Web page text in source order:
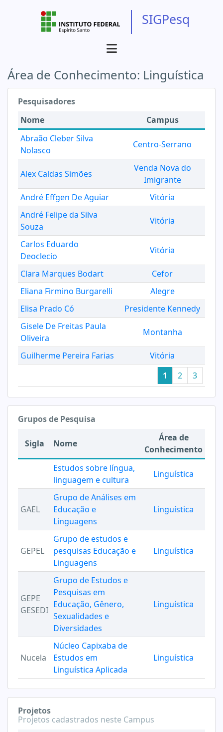
SIGPesq
Área de Conhecimento: Linguística
Pesquisadores
Nome
Campus
Abraão Cleber Silva
Nolasco
Centro-Serrano
Alex Caldas Simões
Venda Nova do
Imigrante
André Effgen De Aguiar
Vitória
André Felipe da Silva
Souza
Vitória
Carlos Eduardo
Deoclecio
Vitória
Clara Marques Bodart
Cefor
Eliana Firmino Burgarelli
Alegre
Elisa Prado Có
Presidente Kennedy
Gisele De Freitas Paula
Oliveira
Montanha
Guilherme Pereira Farias
Vitória
1
2 3
Grupos de Pesquisa
Sigla Nome
Área de
Conhecimento
Estudos sobre língua,
linguagem e cultura
Linguística
GAEL
Grupo de Análises em
Educação e
Linguagens
Linguística
GEPEL
Grupo de estudos e
pesquisas Educação e
Linguagens
Linguística
GEPE
GESEDI
Grupo de Estudos e
Pesquisas em
Educação, Gênero,
Sexualidades e
Diversidades
Linguística
Nucela
Núcleo Capixaba de
Estudos em
Linguística Aplicada
Linguística
Projetos
Projetos cadastrados neste Campus